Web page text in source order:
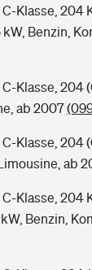
Klasse, 204
kW, Benzin,
Klasse, 204
ab 2007
Klasse, 204
ab
Klasse, 204
kW, Benzin,